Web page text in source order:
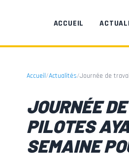
ACCUEIL
Accueil/Actualités/Journée de
JOURNÉE
PILOTES
SEMAINE